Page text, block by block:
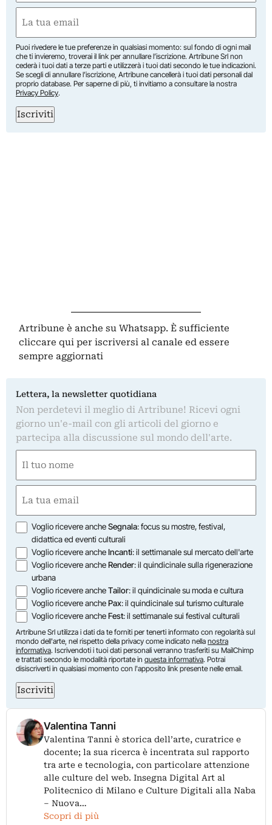
Nome
(Obbligatorio)
Puoi rivedere le tue preferenze in qualsiasi momento: sul fondo di ogni mail
che ti invieremo, troverai il link per annullare l’iscrizione. Artribune Srl non
cederà i tuoi dati a terze parti e utilizzerà i tuoi dati secondo le tue indicazioni.
Se scegli di annullare l’iscrizione, Artribune cancellerà i tuoi dati personali dal
proprio database. Per saperne di più, ti invitiamo a consultare la nostra
Privacy Policy.
Iscriviti
Artribune è anche su Whatsapp. È sufficiente
cliccare qui per iscriversi al canale ed essere
sempre aggiornati
Lettera, la newsletter quotidiana
Non perdetevi il meglio di Artribune! Ricevi ogni
giorno un'e-mail con gli articoli del giorno e
partecipa alla discussione sul mondo dell'arte.
(Obbligatorio)
Nome
(Obbligatorio)
Opzioni
Voglio ricevere ancheSegnala: focus su mostre, festival,
didattica ed eventi culturali
Voglio ricevere ancheIncanti: il settimanale sul mercato dell'arte
Voglio ricevere ancheRender: il quindicinale sulla rigenerazione
urbana
Voglio ricevere ancheTailor: il quindicinale su moda e cultura
Voglio ricevere anchePax: il quindicinale sul turismo culturale
Voglio ricevere ancheFest: il settimanale sui festival culturali
Artribune Srl utilizza i dati da te forniti per tenerti informato con regolarità sul
mondo dell'arte, nel rispetto della privacy come indicato nella nostra
informativa. Iscrivendoti i tuoi dati personali verranno trasferiti su MailChimp
e trattati secondo le modalità riportate in questa informativa. Potrai
disiscriverti in qualsiasi momento con l'apposito link presente nelle email.
Iscriviti
Valentina Tanni
Valentina Tanni è storica dell’arte, curatrice e
docente; la sua ricerca è incentrata sul rapporto
tra arte e tecnologia, con particolare attenzione
alle culture del web. Insegna Digital Art al
Politecnico di Milano e Culture Digitali alla Naba
– Nuova…
Scopri di più